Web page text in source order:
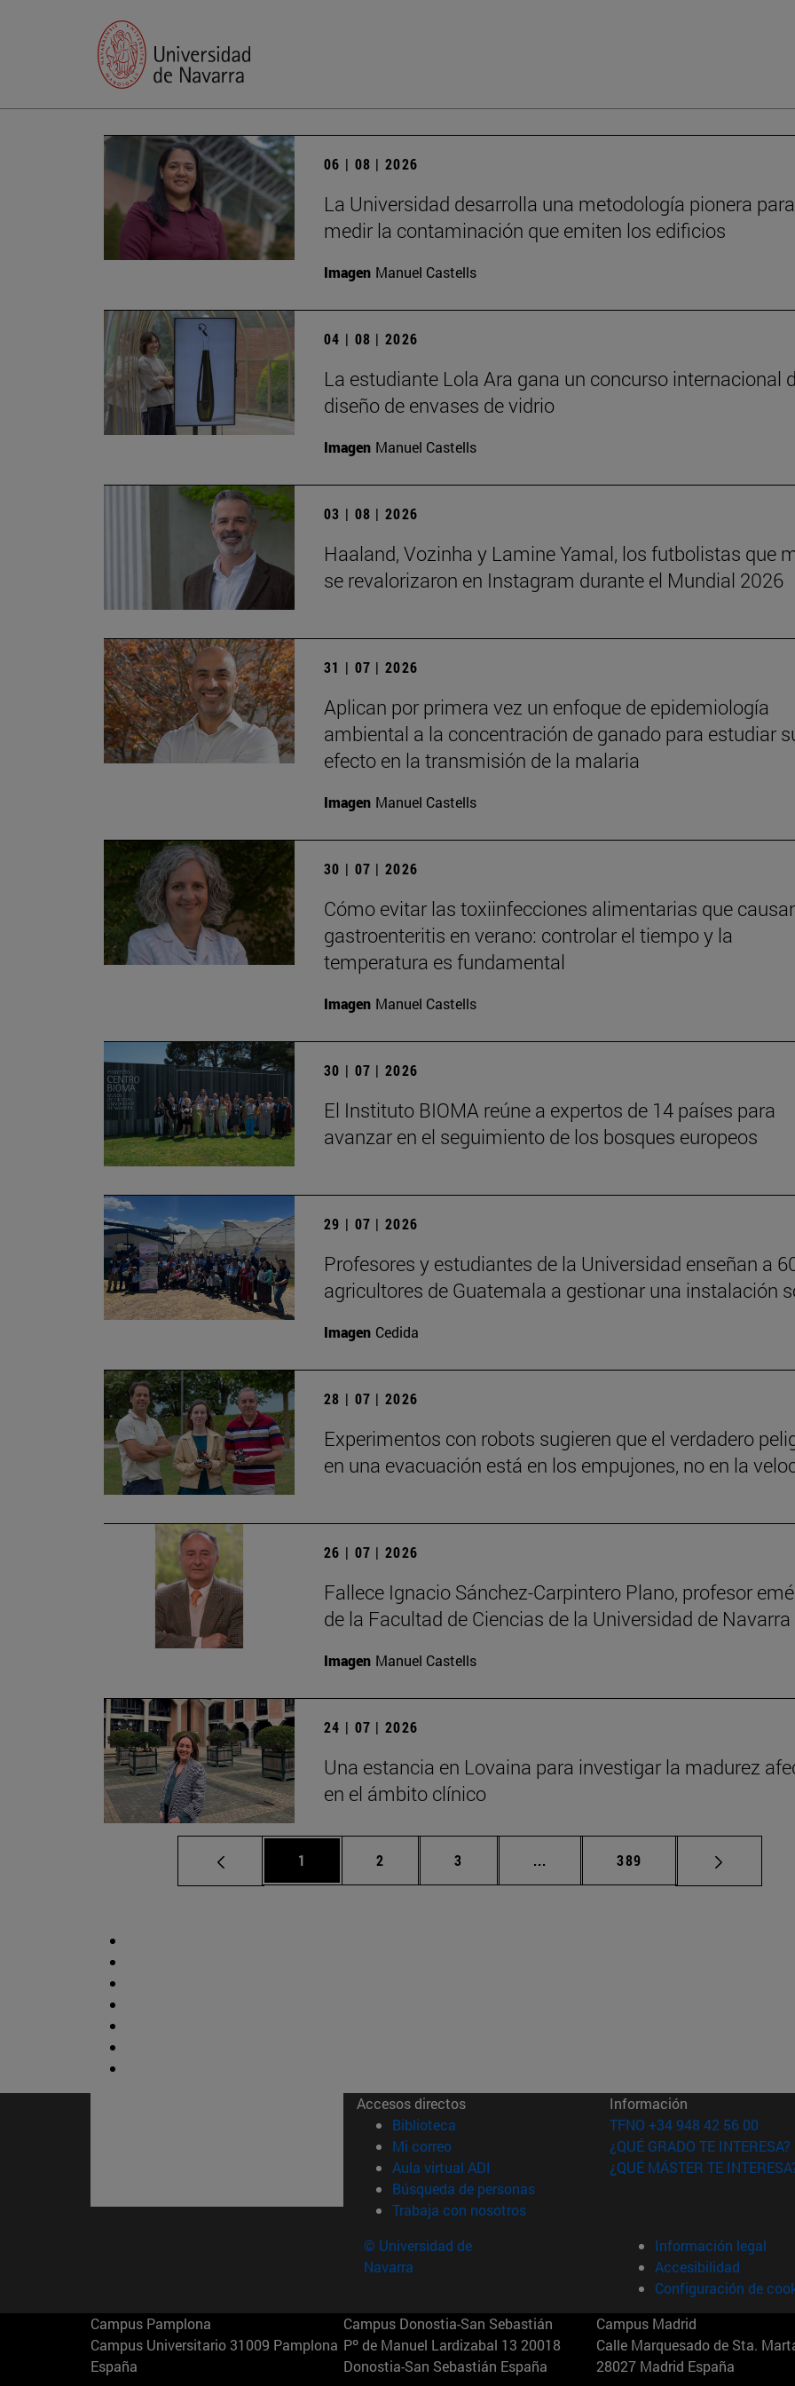
06 | 08 | 2026
La Universidad desarrolla una metodología pionera para
medir la contaminación que emiten los edificios
Imagen Manuel Castells
04 | 08 | 2026
La estudiante Lola Ara gana un concurso internacional
diseño de envases de vidrio
Imagen Manuel Castells
03 | 08 | 2026
Haaland, Vozinha y Lamine Yamal, los futbolistas que
se revalorizaron en Instagram durante el Mundial 2026
31 | 07 | 2026
Aplican por primera vez un enfoque de epidemiología
ambiental a la concentración de ganado para estudiar
efecto en la transmisión de la malaria
Imagen Manuel Castells
30 | 07 | 2026
Cómo evitar las toxiinfecciones alimentarias que
gastroenteritis en verano: controlar el tiempo y la
temperatura es fundamental
Imagen Manuel Castells
30 | 07 | 2026
El Instituto BIOMA reúne a expertos de 14 países para
avanzar en el seguimiento de los bosques europeos
29 | 07 | 2026
Profesores y estudiantes de la Universidad enseñan a
agricultores de Guatemala a gestionar una instalación
Imagen Cedida
28 | 07 | 2026
Experimentos con robots sugieren que el verdadero
en una evacuación está en los empujones, no en la
26 | 07 | 2026
Fallece Ignacio Sánchez-Carpintero Plano, profesor
de la Facultad de Ciencias de la Universidad de Navarra
Imagen Manuel Castells
24 | 07 | 2026
Una estancia en Lovaina para investigar la madurez
en el ámbito clínico
Página
1 Página
2 Página
3 ... Páginas intermedias Use TAB para
Página
389
Accesos directos
Biblioteca (abre en nueva ventana)
Mi correo(abre en nueva ventana)
Aula virtual ADI (abre en nueva ventana)
Búsqueda de personas(abre en nueva ventana)
Trabaja con nosotros(abre en nueva ventana)
Información
TFNO +34 948 42 56 00
¿QUÉ GRADO TE INTERESA?
¿QUÉ MÁSTER TE
© Universidad de
Navarra
Información legal
Accesibilidad
Configuración de
Campus Pamplona
Campus Universitario 31009 Pamplona
España
Campus Donostia-San Sebastián
Pº de Manuel Lardizabal 13 20018
Donostia-San Sebastián España
Campus Madrid
Calle Marquesado de Sta.
28027 Madrid España